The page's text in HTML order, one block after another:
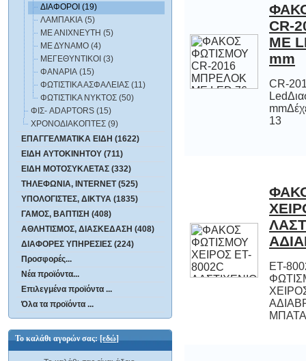
ΔΙΑΦΟΡΟΙ (19)
ΛΑΜΠΑΚΙΑ (5)
ΜΕ ΑΝΙΧΝΕΥΤΗ (5)
ΜΕ ΔΥΝΑΜΟ (4)
ΜΕΓΕΘΥΝΤΙΚΟΙ (3)
ΦΑΝΑΡΙΑ (15)
ΦΩΤΙΣΤΙΚΑ ΑΣΦΑΛΕΙΑΣ (11)
ΦΩΤΙΣΤΙΚΑ ΝΥΚΤΟΣ (50)
ΦΙΣ- ADAPTORS (15)
ΧΡΟΝΟΔΙΑΚΟΠΤΕΣ (9)
ΕΠΑΓΓΕΛΜΑΤΙΚΑ ΕΙΔΗ (1622)
ΕΙΔΗ ΑΥΤΟΚΙΝΗΤΟΥ (711)
ΕΙΔΗ ΜΟΤΟΣΥΚΛΕΤΑΣ (332)
ΤΗΛΕΦΩΝΙΑ, INTERNET (525)
ΥΠΟΛΟΓΙΣΤΕΣ, ΔΙΚΤΥΑ (1835)
ΓΑΜΟΣ, ΒΑΠΤΙΣΗ (408)
ΑΘΛΗΤΙΣΜΟΣ, ΔΙΑΣΚΕΔΑΣΗ (408)
ΔΙΑΦΟΡΕΣ ΥΠΗΡΕΣΙΕΣ (224)
Προσφορές...
Νέα προϊόντα...
Επιλεγμένα προϊόντα ...
Όλα τα προϊόντα ...
Το καλάθι αγορών σας:[εδώ]
CR-
ΜΕ
mm
CR-
13
ET-